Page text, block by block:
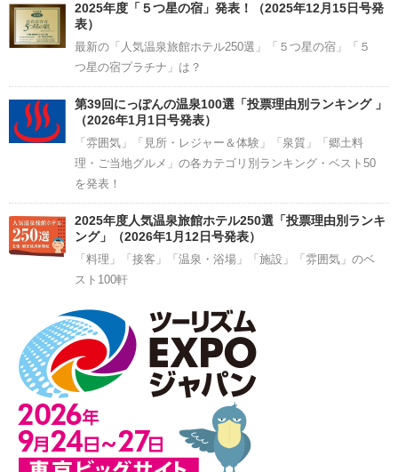
2025年度「５つ星の宿」発表！（2025年12月15日号発
表）
最新の「人気温泉旅館ホテル250選」「５つ星の宿」「５
つ星の宿プラチナ」は？
第39回にっぽんの温泉100選「投票理由別ランキング 」
（2026年1月1日号発表）
「雰囲気」「見所・レジャー＆体験」「泉質」「郷土料
理・ご当地グルメ」の各カテゴリ別ランキング・ベスト50
を発表！
2025年度人気温泉旅館ホテル250選「投票理由別ランキ
ング」（2026年1月12日号発表）
「料理」「接客」「温泉・浴場」「施設」「雰囲気」のベ
スト100軒